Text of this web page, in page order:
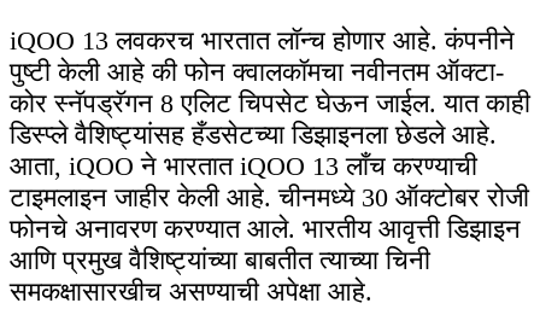
iQOO 13 लवकरच भारतात लॉन्च होणार आहे. कंपनीने
पुष्टी केली आहे की फोन क्वालकॉमचा नवीनतम ऑक्टा-
कोर स्नॅपड्रॅगन 8 एलिट चिपसेट घेऊन जाईल. यात काही
डिस्प्ले वैशिष्ट्यांसह हँडसेटच्या डिझाइनला छेडले आहे.
आता, iQOO ने भारतात iQOO 13 लाँच करण्याची
टाइमलाइन जाहीर केली आहे. चीनमध्ये 30 ऑक्टोबर रोजी
फोनचे अनावरण करण्यात आले. भारतीय आवृत्ती डिझाइन
आणि प्रमुख वैशिष्ट्यांच्या बाबतीत त्याच्या चिनी
समकक्षासारखीच असण्याची अपेक्षा आहे.